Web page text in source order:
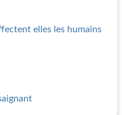
elles les humains